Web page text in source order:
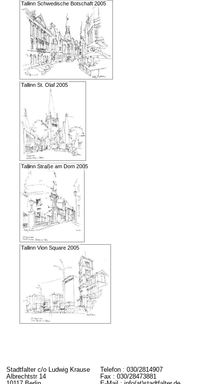
Tallinn Schwedische Botschaft 2005
Tallinn St. Olaf 2005
Tallinn Straße am Dom 2005
Tallinn Vion Square 2005
Stadtfalter c/o Ludwig Krause
Albrechtstr 14
Telefon : 030/2814907
Fax : 030/28473881